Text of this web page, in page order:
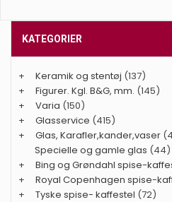
KATEGORIER
+ Keramik og stentøj (137)
+
Figurer. Kgl. B&G, mm. (145)
+
Varia (150)
+
Glasservice (415)
+
Glas, Karafler,kander,vaser
Specielle og gamle glas (44)
+
Bing og Grøndahl spise-
+
Royal Copenhagen spise-
+
Tyske spise- kaffestel (72)